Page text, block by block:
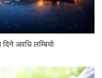
अवधि लम्बियो